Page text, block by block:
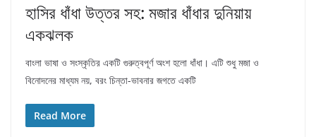
হাসির ধাঁধা উত্তর সহ: মজার ধাঁধার দুনিয়ায়
একঝলক
বাংলা ভাষা ও সংস্কৃতির একটি গুরুত্বপূর্ণ অংশ হলো ধাঁধা। এটি শুধু মজা ও
বিনোদনের মাধ্যম নয়, বরং চিন্তা-ভাবনার জগতে একটি
Read More